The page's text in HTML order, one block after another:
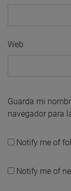
Web
Guarda mi
navegador para
Notify me of
Notify me of